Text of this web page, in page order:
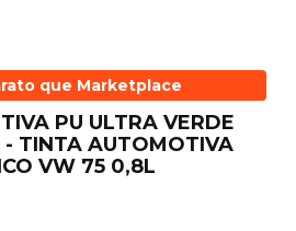
que Marketplace
PU ULTRA VERDE
TINTA AUTOMOTIVA
VW 75 0,8L